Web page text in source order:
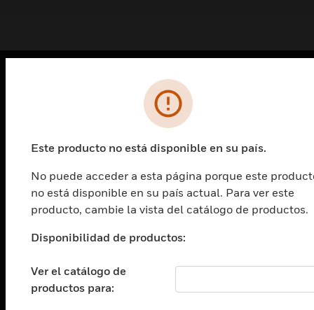
INDUSTRIAS
Cambiar vista
ASISTENCIA
Cambiar vista
CARRERAS PROFESIONALES
Cambiar vista
EMPRESA
Este producto no está disponible en su país.
No puede acceder a esta página porque este
no está disponible en su país actual. Para ver este
producto, cambie la vista del catálogo de productos.
Disponibilidad de productos:
Ver el catálogo de
productos para: